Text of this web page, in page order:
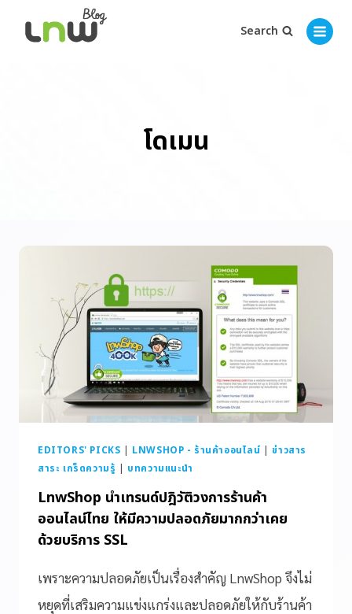
Search
โดเมน
EDITORS' PICKS | LNWSHOP - ร้านค้าออนไลน์ |ข่าวสาร
สาระ เกร็ดความรู้ | บทความแนะนำ
LnwShop นำเทรนด์ปฎิวัติวงการร้านค้า
ออนไลน์ไทย ให้มีความปลอดภัยมากกว่าเคย
ด้วยบริการ SSL
เพราะความปลอดภัยเป็นเรื่องสำคัญ LnwShop จึงไม่
หยุดที่เสริมความแข่งแกร่งและปลอดภัยให้กับร้านค้า